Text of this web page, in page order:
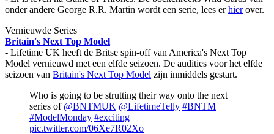
onder andere George R.R. Martin wordt een serie, lees erhierover.
Vernieuwde Series
Britain's Next Top Model
- Lifetime UK heeft de Britse spin-off van America's Next Top
Model vernieuwd met een elfde seizoen. De audities voor het elfde
seizoen van Britain's Next Top Model zijn inmiddels gestart.
Who is going to be strutting their way onto the next
series of @BNTMUK @LifetimeTelly #BNTM
#ModelMonday #exciting
pic.twitter.com/06Xe7R02Xo